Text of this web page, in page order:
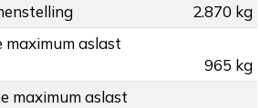
2.870 kg
aslast
965 kg
maximum aslast